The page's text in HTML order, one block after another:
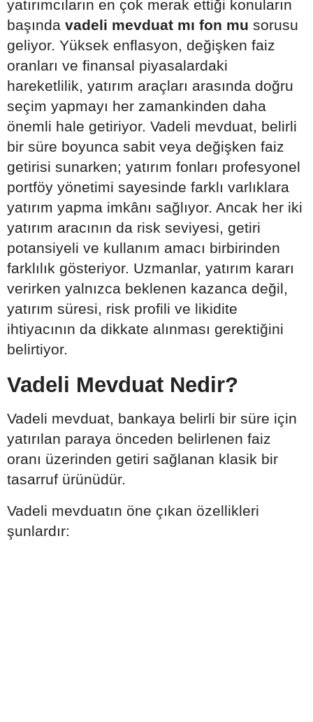
yatırımcıların en çok merak ettiği konuların
başında vadeli mevduat mı fon mu sorusu
geliyor. Yüksek enflasyon, değişken faiz
oranları ve finansal piyasalardaki
hareketlilik, yatırım araçları arasında doğru
seçim yapmayı her zamankinden daha
önemli hale getiriyor. Vadeli mevduat, belirli
bir süre boyunca sabit veya değişken faiz
getirisi sunarken; yatırım fonları profesyonel
portföy yönetimi sayesinde farklı varlıklara
yatırım yapma imkânı sağlıyor. Ancak her iki
yatırım aracının da risk seviyesi, getiri
potansiyeli ve kullanım amacı birbirinden
farklılık gösteriyor. Uzmanlar, yatırım kararı
verirken yalnızca beklenen kazanca değil,
yatırım süresi, risk profili ve likidite
ihtiyacının da dikkate alınması gerektiğini
belirtiyor.
Vadeli Mevduat Nedir?
Vadeli mevduat, bankaya belirli bir süre için
yatırılan paraya önceden belirlenen faiz
oranı üzerinden getiri sağlanan klasik bir
tasarruf ürünüdür.
Vadeli mevduatın öne çıkan özellikleri
şunlardır: